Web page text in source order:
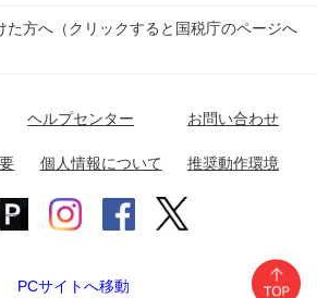
岐阜競輪場 大垣競輪場 豊橋競輪場
競輪場 四日市競輪場
良競輪場 向日町競輪場
た方へ（クリックすると国税庁のページへ
ヘルプセンター お問い合わせ
個人情報について 推奨動作環境
PCサイトへ移動